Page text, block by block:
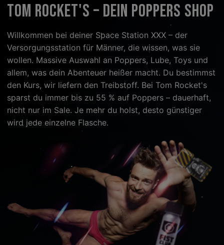
Tom Rocket's – Dein Poppers Shop
Willkommen bei deiner Space Station XXX – der
Versorgungsstation für Männer, die wissen, was sie
wollen. Massive Auswahl an Poppers, Lube, Toys und
allem, was dein Abenteuer heißer macht. Du bestimmst
den Kurs, wir liefern den Treibstoff. Bei Tom Rocket's
sparst du immer bis zu 55 % auf Poppers – dauerhaft,
nicht nur im Sale. Je mehr du holst, desto günstiger
wird jede einzelne Flasche.